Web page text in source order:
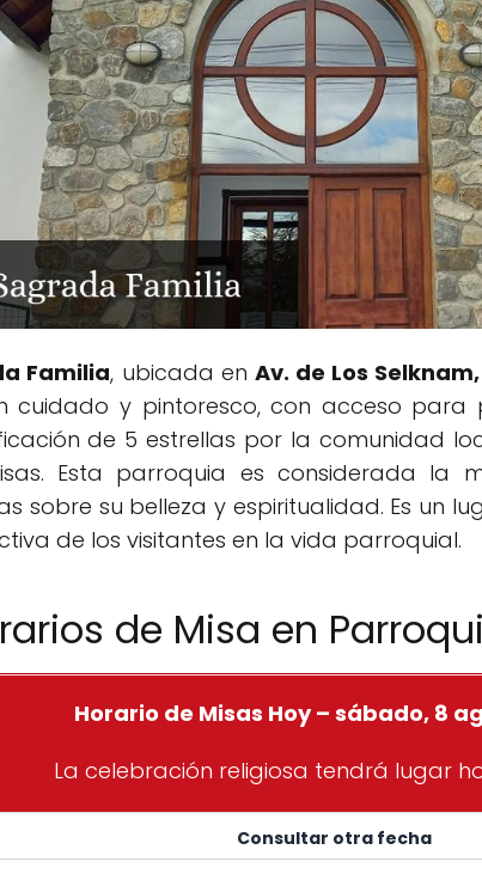
Familia, ubicada en Av. de Los
cuidado y pintoresco, con acceso para
de 5 estrellas por la comunidad
Esta parroquia es considerada la
sobre su belleza y espiritualidad. Es un
de los visitantes en la vida parroquial.
de Misa en
Horario de Misas Hoy – sábado, 8
La celebración religiosa tendrá lugar
Consultar otra fecha